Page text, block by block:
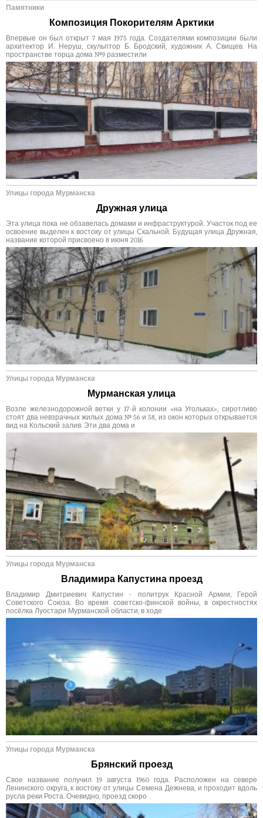
Памятники
Композиция Покорителям Арктики
Впервые он был открыт 7 мая 1975 года. Создателями композиции были
архитектор И. Неруш, скульптор Б. Бродский, художник А. Свищев. На
пространстве торца дома №9 разместили
Улицы города Мурманска
Дружная улица
Эта улица пока не обзавелась домами и инфраструктурой. Участок под ее
освоение выделен к востоку от улицы Скальной. Будущая улица Дружная,
название которой присвоено 8 июня 2016
Улицы города Мурманска
Мурманская улица
Возле железнодорожной ветки у 17-й колонии «на Угольках», сиротливо
стоят два невзрачных жилых дома № 56 и 58, из окон которых открывается
вид на Кольский залив. Эти два дома и
Улицы города Мурманска
Владимира Капустина проезд
Владимир Дмитриевич Капустин - политрук Красной Армии, Герой
Советского Союза. Во время советско-финской войны, в окрестностях
посёлка Луостари Мурманской области, в ходе
Улицы города Мурманска
Брянский проезд
Свое название получил 19 августа 1960 года. Расположен на севере
Ленинского округа, к востоку от улицы Семена Дежнева, и проходит вдоль
русла реки Роста. Очевидно, проезд скоро